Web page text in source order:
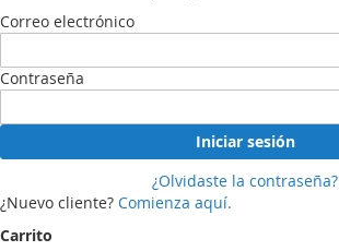
Correo electrónico
Contraseña
Iniciar sesión
¿Olvidaste la contraseña?
¿Nuevo cliente? Comienza aquí.
Carrito